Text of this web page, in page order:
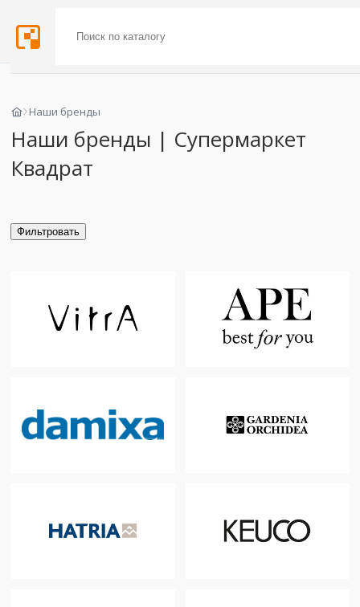
Наши бренды
Наши бренды | Супермаркет
Квадрат
Фильтровать